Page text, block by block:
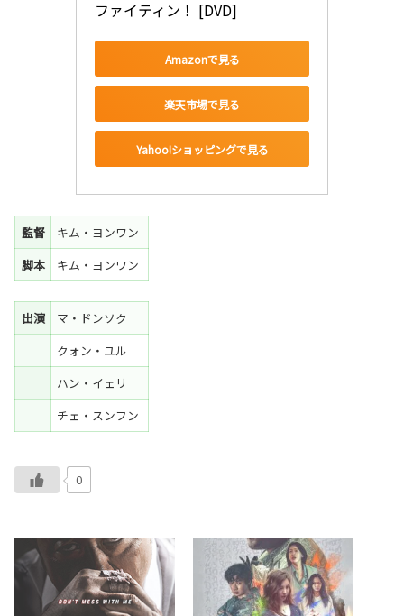
ファイティン！ [DVD]
Amazonで見る
楽天市場で見る
Yahoo!ショッピングで見る
監督
キム・ヨンワン
脚本
キム・ヨンワン
出演
マ・ドンソク
クォン・ユル
ハン・イェリ
チェ・スンフン
0